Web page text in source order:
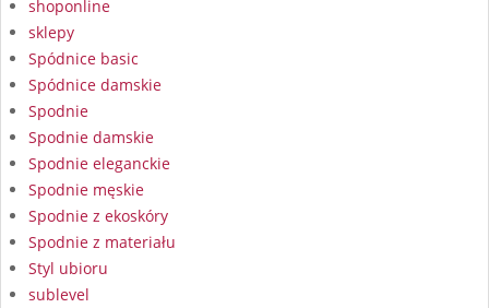
shoponline
sklepy
Spódnice basic
Spódnice damskie
Spodnie
Spodnie damskie
Spodnie eleganckie
Spodnie męskie
Spodnie z ekoskóry
Spodnie z materiału
Styl ubioru
sublevel